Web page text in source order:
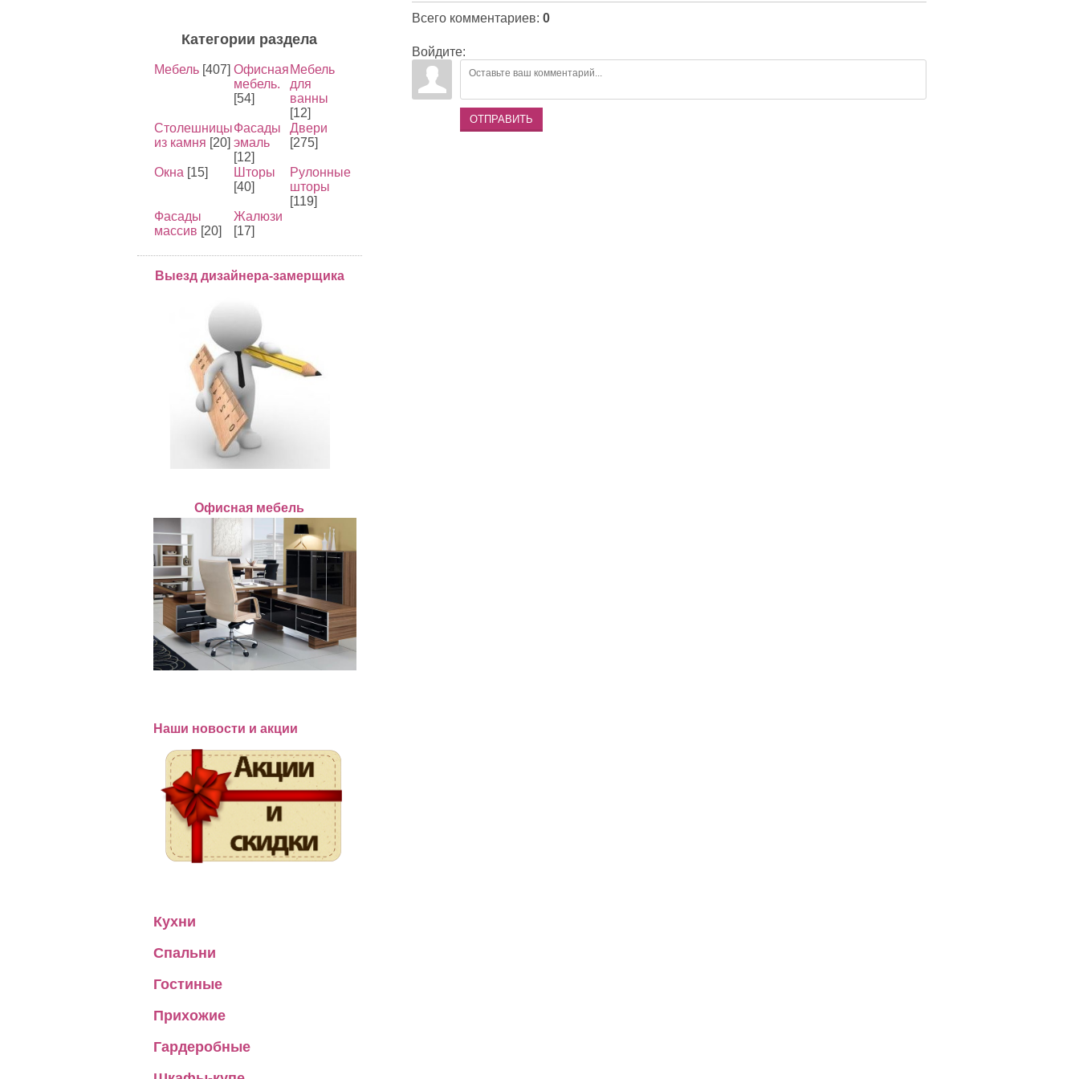
Всего комментариев: 0
Войдите:
ОТПРАВИТЬ
Категории раздела
Мебель [407] Офисная
мебель.
[54]
Мебель
для
ванны
[12]
Столешницы
из камня [20]
Фасады
эмаль
[12]
Двери
[275]
Окна [15]
Шторы
[40]
Рулонные
шторы
[119]
Фасады
массив [20]
Жалюзи
[17]
Выезд дизайнера-замерщика
Офисная мебель
Наши новости и акции
Кухни
Спальни
Гостиные
Прихожие
Гардеробные